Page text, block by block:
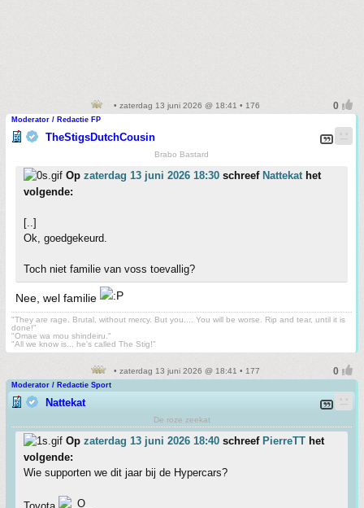
• zaterdag 13 juni 2026 @ 18:41 • 176
Moderator / Redactie FP
TheStigsDutchCousin
Brabo Bastard
Op zaterdag 13 juni 2026 18:30 schreef Nattekathet
volgende:
[..]
Ok, goedgekeurd.
Toch niet familie van voss toevallig?
Nee, wel familie
"They are rage. Brutal, without mercy. But you.... You will be worse. Rip and tear, until it is
done!"
"Omae wa mou shindeiru."
"All we know is... he's called The Stig!"
• zaterdag 13 juni 2026 @ 18:41 • 177
Moderator / Redactie Sport
Nattekat
De roze zeekat
Op zaterdag 13 juni 2026 18:40 schreef PierreTT het
volgende:
Wie supporten we dit jaar bij de Hypercars?